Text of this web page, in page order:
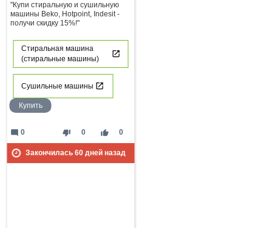
"Купи стиральную и сушильную
машины Beko, Hotpoint, Indesit -
получи скидку 15%!"
Стиральная машина
(стиральные машины)
Сушильные машины
Купить
thumb_down 0 thumb_up 0
mode_comment 0
Закончилась 60дней назад